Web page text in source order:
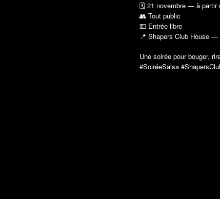
🗓 21 novembre — à partir
👥 Tout public
💶 Entrée libre
📍 Shapers Club House —
Une soirée pour bouger,
#SoiréeSalsa